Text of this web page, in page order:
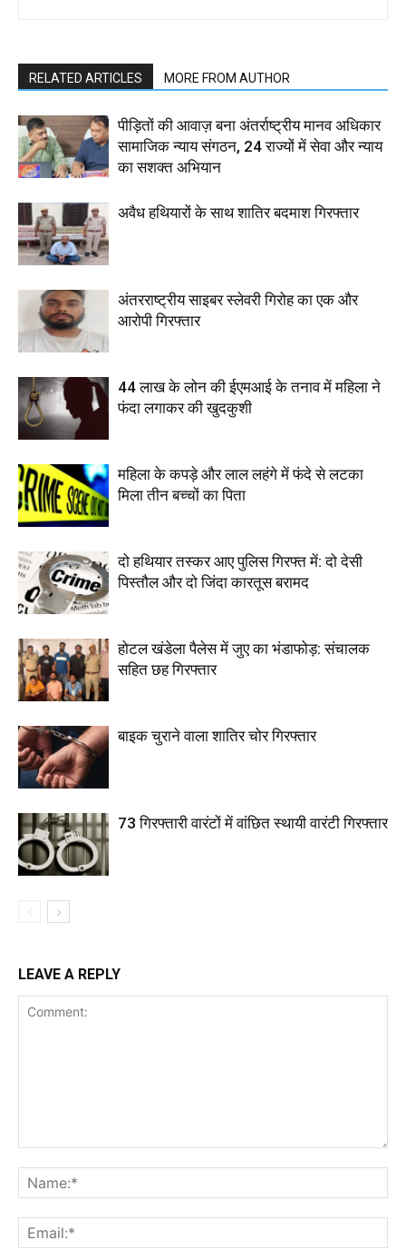
RELATED ARTICLES MORE FROM AUTHOR
पीड़ितों की आवाज़ बना अंतर्राष्ट्रीय मानव अधिकार
सामाजिक न्याय संगठन, 24 राज्यों में सेवा और न्याय
का सशक्त अभियान
अवैध हथियारों के साथ शातिर बदमाश गिरफ्तार
अंतरराष्ट्रीय साइबर स्लेवरी गिरोह का एक और
आरोपी गिरफ्तार
44 लाख के लोन की ईएमआई के तनाव में महिला ने
फंदा लगाकर की खुदकुशी
महिला के कपड़े और लाल लहंगे में फंदे से लटका
मिला तीन बच्चों का पिता
दो हथियार तस्कर आए पुलिस गिरफ्त में: दो देसी
पिस्तौल और दो जिंदा कारतूस बरामद
होटल खंडेला पैलेस में जुए का भंडाफोड़: संचालक
सहित छह गिरफ्तार
बाइक चुराने वाला शातिर चोर गिरफ्तार
73 गिरफ्तारी वारंटों में वांछित स्थायी वारंटी गिरफ्तार
LEAVE A REPLY